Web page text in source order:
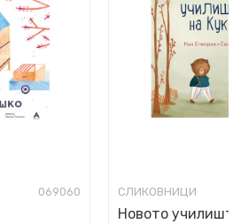
069060 СЛИКОВНИЦИ
Новото